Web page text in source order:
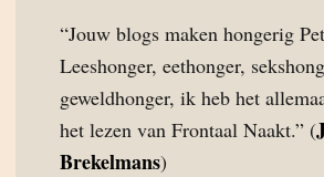
“Jouw blogs maken hongerig
Leeshonger, eethonger,
geweldhonger, ik heb het
het lezen van Frontaal Naakt.” (
Brekelmans)